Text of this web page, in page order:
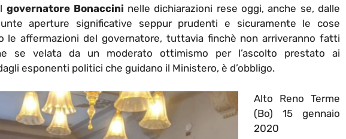
governatore Bonaccini nelle dichiarazioni rese oggi, anche se, dalle
aperture significative seppur prudenti e sicuramente le cose
le affermazioni del governatore, tuttavia finchè non arriveranno fatti
se velata da un moderato ottimismo per l’ascolto prestato ai
esponenti politici che guidano il Ministero, è d’obbligo.
Alto Reno Terme
(Bo) 15 gennaio
2020